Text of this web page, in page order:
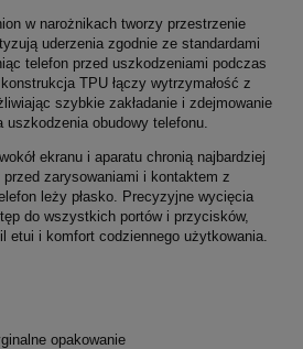
w narożnikach tworzy przestrzenie
uderzenia zgodnie ze standardami
telefon przed uszkodzeniami podczas
TPU łączy wytrzymałość z
szybkie zakładanie i zdejmowanie
obudowy telefonu.
ekranu i aparatu chronią najbardziej
zarysowaniami i kontaktem z
leży płasko. Precyzyjne wycięcia
do wszystkich portów i przycisków,
etui i komfort codziennego użytkowania.
opakowanie